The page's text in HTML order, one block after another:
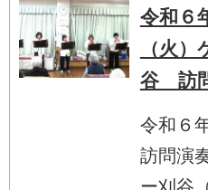
令和６
（火
谷 訪
令和６
訪問演